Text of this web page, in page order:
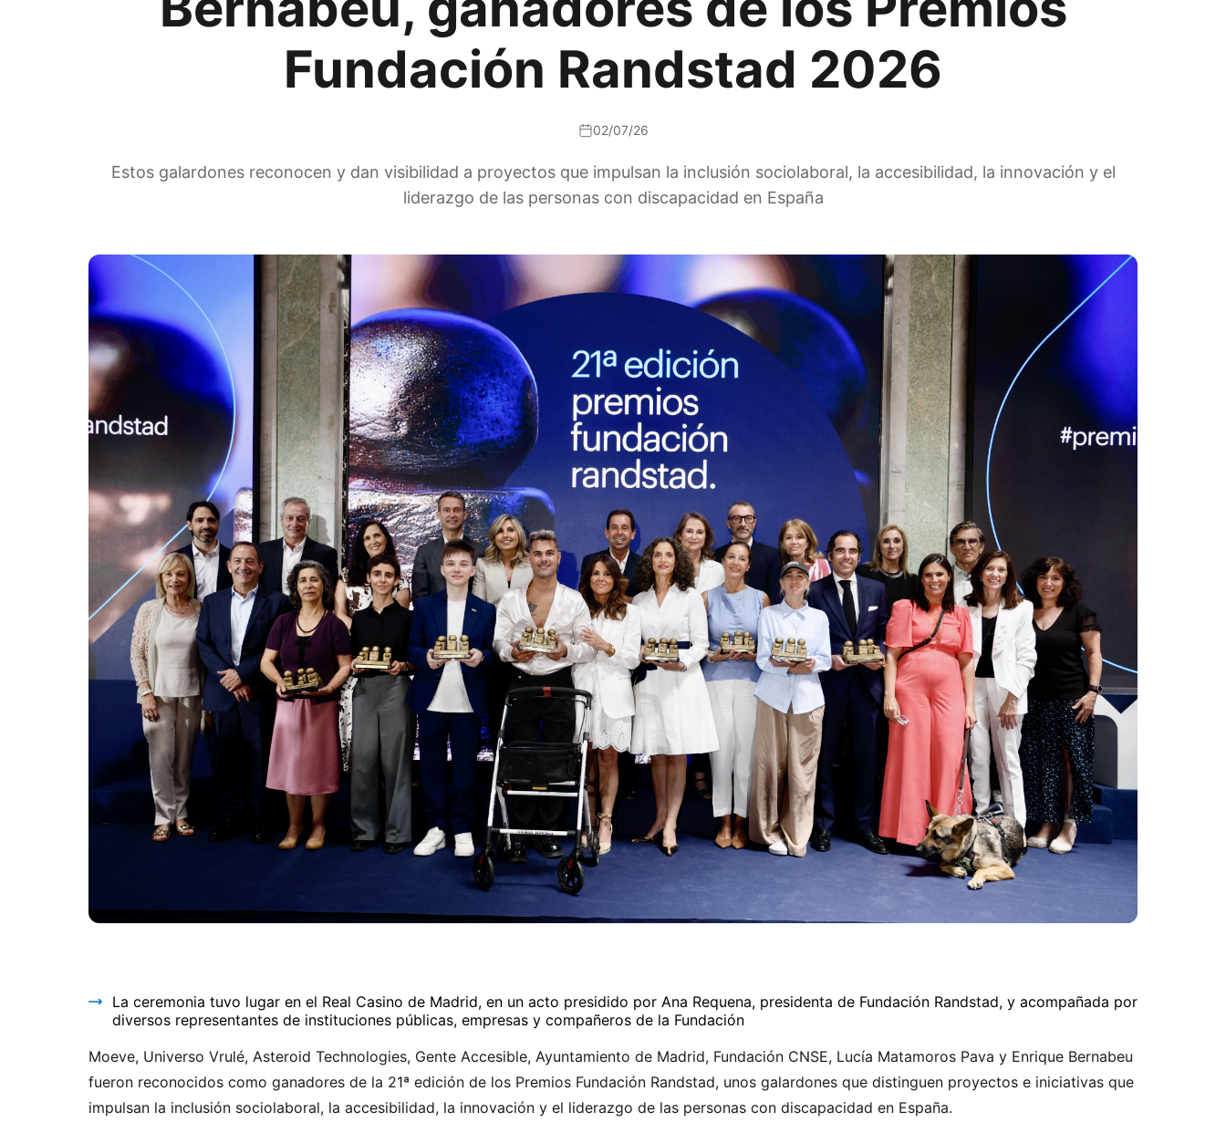
Fundación Randstad 2026
02/07/26
Estos galardones reconocen y dan visibilidad a proyectos que impulsan la inclusión sociolaboral, la accesibilidad, la innovación y el
liderazgo de las personas con discapacidad en España
La ceremonia tuvo lugar en el Real Casino de Madrid, en un acto presidido por Ana Requena, presidenta de Fundación Randstad, y acompañada por
diversos representantes de instituciones públicas, empresas y compañeros de la Fundación
Moeve, Universo Vrulé, Asteroid Technologies, Gente Accesible, Ayuntamiento de Madrid, Fundación CNSE, Lucía Matamoros Pava y Enrique Bernabeu
fueron reconocidos como ganadores de la 21ª edición de los Premios Fundación Randstad, unos galardones que distinguen proyectos e iniciativas que
impulsan la inclusión sociolaboral, la accesibilidad, la innovación y el liderazgo de las personas con discapacidad en España.